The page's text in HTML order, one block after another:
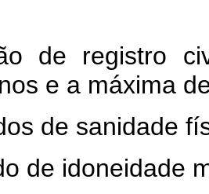
de registro
e a máxima
de sanidade
de idoneidade